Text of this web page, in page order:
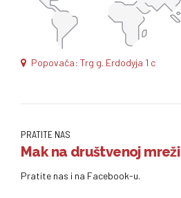
Popovača: Trg g. Erdodyja 1 c
PRATITE NAS
Mak na društvenoj mreži
Pratite nas i na Facebook-u.